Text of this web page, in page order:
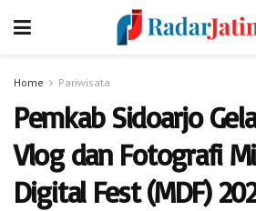
Home Pariwisata
Pemkab Sidoarjo
Vlog dan Fotografi
Digital Fest (MDF)